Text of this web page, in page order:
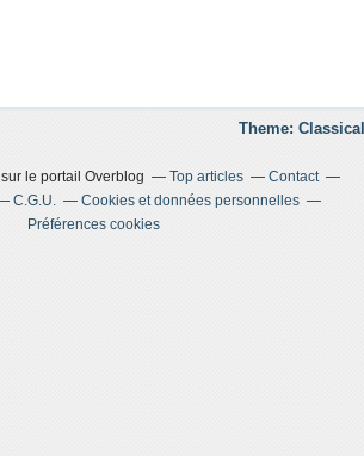
Theme:
sur le portail Overblog Top articles
Contact
C.G.U.
Cookies et données personnelles
Préférences cookies